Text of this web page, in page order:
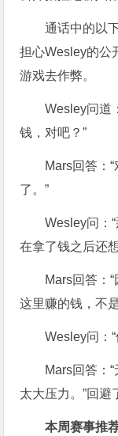
通话中的以
担心Wesley的公
游戏去作弊。
Wesley问道
钱，对吧？”
Mars回答：
了。”
Wesley问：
在拿了钱之后还
Mars回答：
这里赚的钱，不
Wesley问：
Mars回答：
太大压力。”回避
本周赛事